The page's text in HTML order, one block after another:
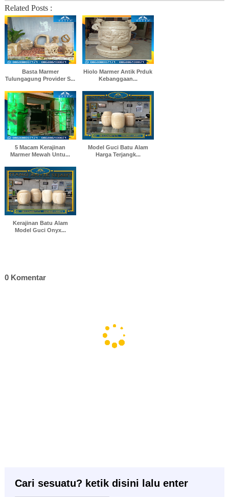
Related Posts :
Basta Marmer
Tulungagung Provider S...
Hiolo Marmer Antik Prduk
Kebanggaan...
5 Macam Kerajinan
Marmer Mewah Untu...
Model Guci Batu Alam
Harga Terjangk...
Kerajinan Batu Alam
Model Guci Onyx...
0 Komentar
Cari sesuatu? ketik disini lalu enter